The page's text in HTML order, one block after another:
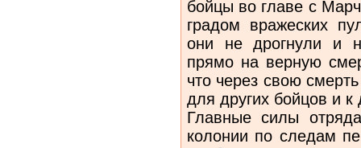
бойцы во главе с
градом вражеских
они не дрогнули и
прямо на верную
что через свою
для других бойцов и
Главные силы
колонии по следам